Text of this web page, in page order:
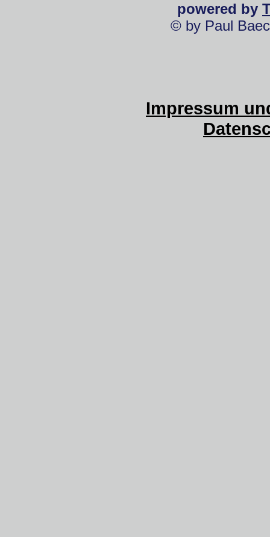
powered by
© by Paul
Impressum